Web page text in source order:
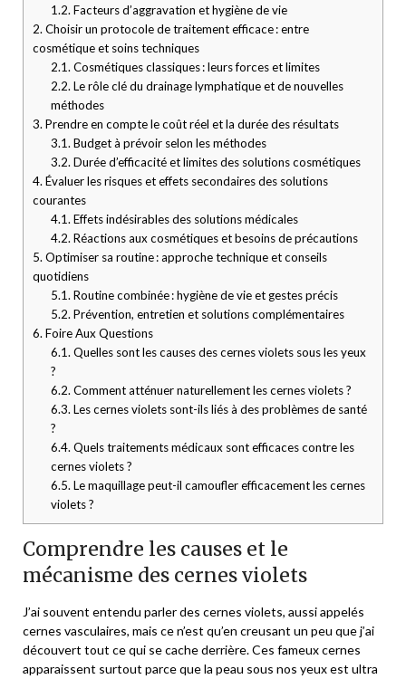
1.2.Facteurs d’aggravation et hygiène de vie
2.Choisir un protocole de traitement efficace : entre
cosmétique et soins techniques
2.1.Cosmétiques classiques : leurs forces et limites
2.2.Le rôle clé du drainage lymphatique et de nouvelles
méthodes
3.Prendre en compte le coût réel et la durée des résultats
3.1.Budget à prévoir selon les méthodes
3.2.Durée d’efficacité et limites des solutions cosmétiques
4.Évaluer les risques et effets secondaires des solutions
courantes
4.1.Effets indésirables des solutions médicales
4.2.Réactions aux cosmétiques et besoins de précautions
5.Optimiser sa routine : approche technique et conseils
quotidiens
5.1.Routine combinée : hygiène de vie et gestes précis
5.2.Prévention, entretien et solutions complémentaires
6.Foire Aux Questions
6.1.Quelles sont les causes des cernes violets sous les yeux
?
6.2.Comment atténuer naturellement les cernes violets ?
6.3.Les cernes violets sont-ils liés à des problèmes de santé
?
6.4.Quels traitements médicaux sont efficaces contre les
cernes violets ?
6.5.Le maquillage peut-il camoufler efficacement les cernes
violets ?
Comprendre les causes et le
mécanisme des cernes violets
J’ai souvent entendu parler des cernes violets, aussi appelés
cernes vasculaires, mais ce n’est qu’en creusant un peu que j’ai
découvert tout ce qui se cache derrière. Ces fameux cernes
apparaissent surtout parce que la peau sous nos yeux est ultra